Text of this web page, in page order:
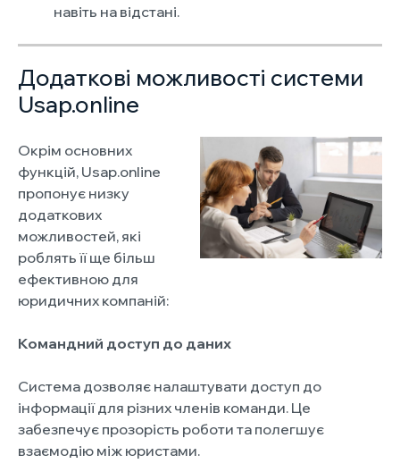
навіть на відстані.
Додаткові можливості системи
Usap.online
Окрім основних
функцій, Usap.online
пропонує низку
додаткових
можливостей, які
роблять її ще більш
ефективною для
юридичних компаній:
Командний доступ до даних
Система дозволяє налаштувати доступ до
інформації для різних членів команди. Це
забезпечує прозорість роботи та полегшує
взаємодію між юристами.